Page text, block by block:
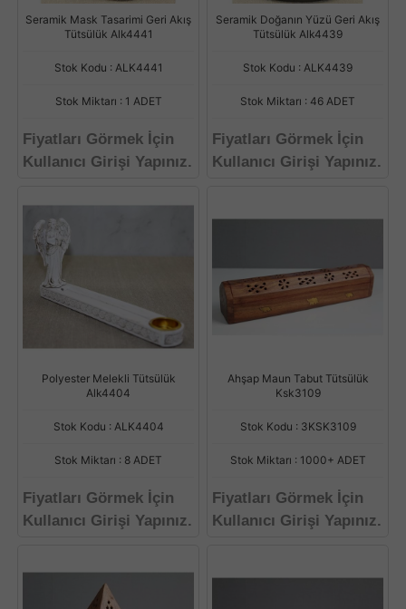
Seramik Mask Tasarimi Geri Akış
Tütsülük Alk4441
Stok Kodu : ALK4441
Stok Miktarı : 1 ADET
Fiyatları Görmek İçin
Kullanıcı Girişi Yapınız.
Seramik Doğanın Yüzü Geri Akış
Tütsülük Alk4439
Stok Kodu : ALK4439
Stok Miktarı : 46 ADET
Fiyatları Görmek İçin
Kullanıcı Girişi Yapınız.
Polyester Melekli Tütsülük
Alk4404
Stok Kodu : ALK4404
Stok Miktarı : 8 ADET
Fiyatları Görmek İçin
Kullanıcı Girişi Yapınız.
Ahşap Maun Tabut Tütsülük
Ksk3109
Stok Kodu : 3KSK3109
Stok Miktarı : 1000+ ADET
Fiyatları Görmek İçin
Kullanıcı Girişi Yapınız.